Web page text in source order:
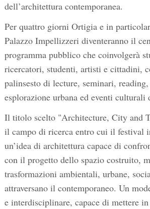
dell’architettura contemporanea.
Per quattro giorni Ortigia e in
Palazzo Impellizzeri diventeranno il
programma pubblico che coinvolgerà
ricercatori, studenti, artisti e cittadini,
palinsesto di lecture, seminari,
esplorazione urbana ed eventi culturali
Il titolo scelto "Architecture, City and
il campo di ricerca entro cui il festival
un’idea di architettura capace di
con il progetto dello spazio costruito,
trasformazioni ambientali, urbane,
attraversano il contemporaneo. Un
e interdisciplinare, capace di mettere